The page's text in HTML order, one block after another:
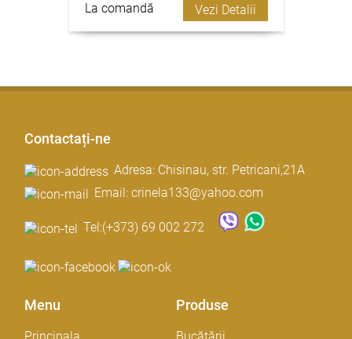
La comandă Vezi Detalii
Contactați-ne
Adresa: Chisinau, str. Petricani,21A
Email: crinela133@yahoo.com
Tel:(+373) 69 002 272
Menu Produse